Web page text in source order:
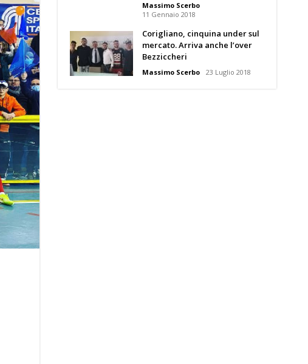
Massimo Scerbo
11 Gennaio 2018
Corigliano, cinquina under sul
mercato. Arriva anche l’over
Bezziccheri
Massimo Scerbo 23 Luglio 2018